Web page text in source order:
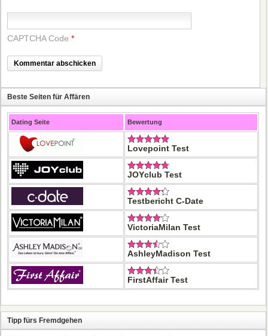
CAPTCHA Code *
Beste Seiten für Affären
Dating Seite Bewertung
Lovepoint Test
JOYclub Test
Testbericht C-Date
VictoriaMilan Test
AshleyMadison Test
FirstAffair Test
Tipp fürs Fremdgehen